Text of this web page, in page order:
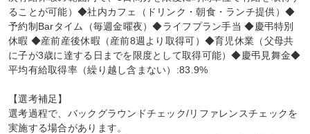
ることが可能）◆社内カフェ（ドリンク・朝食・ランチ提供）◆
予約制Barタイム（毎週金曜夜）◆ライフプラン手当 ◆慶弔特別
休暇 ◆産前産後休暇（産前8週より取得可）◆育児休業（父母共
に子が3歳に達する日までを限度として取得可能）◆慶弔見舞金◆
平均有給取得率（繰り越し含まない）:83.9%
【選考補足】
選考過程で、バックグラウンドチェック/リファレンスチェックを
実施する場合があります。